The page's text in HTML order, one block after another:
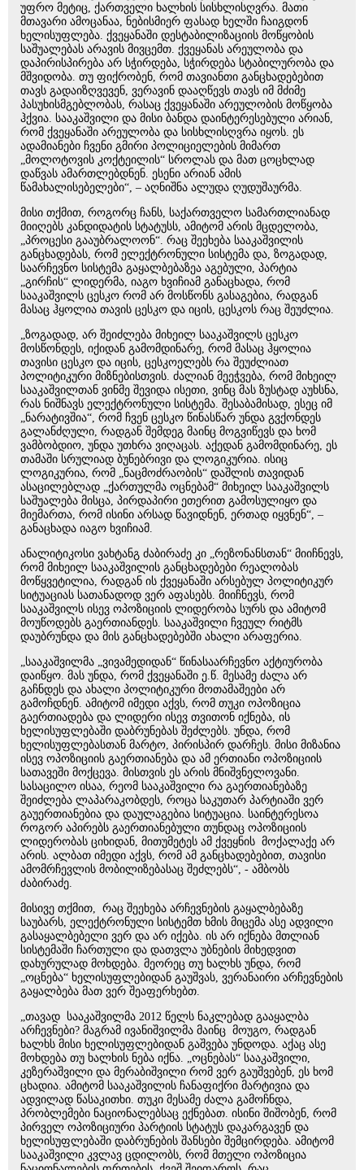
უფრო მეტიც, ქართველი ხალხის სისხლისღვრა. მათი
მთავარი ამოცანაა, ნებისმიერ ფასად ხელში ჩაიგდონ
ხელისუფლება. ქვეყანაში დესტაბილიზაციის მოწყობის
საშუალებას არავის მივცემთ. ქვეყანას არეულობა და
დაპირისპირება არ სჭირდება, სჭირდება სტაბილურობა და
მშვიდობა. თუ ფიქრობენ, რომ თავიანთი განცხადებებით
თავს გადაიზღვევენ, ვერავინ დააღწევს თავს იმ მძიმე
პასუხისმგებლობას, რასაც ქვეყანაში არეულობის მოწყობა
ჰქვია. სააკაშვილი და მისი ბანდა დაინტერესებული არიან,
რომ ქვეყანაში არეულობა და სისხლისღვრა იყოს. ეს
ადამიანები ჩვენი გმირი პოლიციელების მიმართ
„მოლოტოვის კოქტეილის“ სროლას და მათ ცოცხლად
დაწვას ამართლებდნენ. ესენი არიან ამის
წამახალისებელები“, – აღნიშნა ალუდა ღუდუშაურმა.
მისი თქმით, როგორც ჩანს, საქართველო სამართლიანად
მიიღებს კანდიდატის სტატუსს, ამიტომ არის მცდელობა,
„პროცესი გააუბრალოონ“. რაც შეეხება სააკაშვილის
განცხადებას, რომ ელექტრონული სისტემა და, ზოგადად,
საარჩევნო სისტემა გაყალბებაზეა აგებული, პარტია
„გირჩის“ ლიდერმა, იაგო ხვიჩიამ განაცხადა, რომ
სააკაშვილს ცესკო რომ არ მოსწონს გასაგებია, რადგან
მასაც ჰყოლია თავის ცესკო და იცის, ცესკოს რაც შეუძლია.
„ზოგადად, არ შეიძლება მიხეილ სააკაშვილს ცესკო
მოსწონდეს, იქიდან გამომდინარე, რომ მასაც ჰყოლია
თავისი ცესკო და იცის, ცესკოელებს რა შეუძლიათ
პოლიტიკური მიზნებისთვის. ძალიან მეეჭვება, რომ მიხეილ
სააკაშვილთან ვინმე შევიდა ისეთი, ვინც მას ზუსტად აუხსნა,
რას ნიშნავს ელექტრონული სისტემა. შესაბამისად, ესეც იმ
„ნარატივშია“, რომ ჩვენ ცესკო წინასწარ უნდა გვქონდეს
გალანძღული, რადგან შემდეგ მაინც მოგვიწევს და ხომ
ვამბობდიო, უნდა უთხრა ვიღაცას. აქედან გამომდინარე, ეს
თამაში სრულიად ბუნებრივი და ლოგიკურია. ისიც
ლოგიკურია, რომ „ნაცმოძრაობის“ დაშლის თავიდან
ასაცილებლად „ქართულმა ოცნებამ“ მიხეილ სააკაშვილს
საშუალება მისცა, პირდაპირი ეთერით გამოსულიყო და
მიემართა, რომ ისინი არსად წავიდნენ, ერთად იყვნენ“, –
განაცხადა იაგო ხვიჩიამ.
ანალიტიკოსი ვახტანგ ძაბირაძე კი „რეზონანსთან“ მიიჩნევს,
რომ მიხეილ სააკაშვილის განცხადებები რეალობას
მოწყვეტილია, რადგან ის ქვეყანაში არსებულ პოლიტიკურ
სიტუაციას სათანადოდ ვერ აფასებს. მიიჩნევს, რომ
სააკაშვილს ისევ ოპოზიციის ლიდერობა სურს და ამიტომ
მოუწოდებს გაერთიანდეს. სააკაშვილი ჩვეულ რიტმს
დაუბრუნდა და მის განცხადებებში ახალი არაფერია.
„სააკაშვილმა „ვივამედიდან“ წინასაარჩევნო აქტიურობა
დაიწყო. მას უნდა, რომ ქვეყანაში ე.წ. მესამე ძალა არ
გაჩნდეს და ახალი პოლიტიკური მოთამაშეები არ
გამოჩდნენ. ამიტომ იმედი აქვს, რომ თუკი ოპოზიცია
გაერთიადება და ლიდერი ისევ თვითონ იქნება, ის
ხელისუფლებაში დაბრუნებას შეძლებს. უნდა, რომ
ხელისუფლებასთან მარტო, პირისპირ დარჩეს. მისი მიზანია
ისევ ოპოზიციის გაერთიანება და ამ ერთიანი ოპოზიციის
სათავეში მოქცევა. მისთვის ეს არის მნიშვნელოვანი.
სასაცილო ისაა, რეომ სააკაშვილი რა გაერთიანებაზე
შეიძლება ლაპარაკობდეს, როცა საკუთარ პარტიაში ვერ
გაუერთიანებია და დაულაგებია სიტუაცია. საინტერესოა
როგორ აპირებს გაერთიანებული თუნდაც ოპოზიციის
ლიდერობას ციხიდან, მითუმეტეს ამ ქვეყნის მოქალაქე არ
არის. ალბათ იმედი აქვს, რომ ამ განცხადებებით, თავისი
ამომრჩევლის მობილიზებასაც შეძლებს“, - ამბობს
ძაბირაძე.
მისივე თქმით, რაც შეეხება არჩევნების გაყალბებაზე
საუბარს, ელექტრონული სისტემთ ხმის მიცემა ასე ადვილი
გასაყალბებელი ვერ და არ იქება. ის არ იქნება მთლიან
სისტემაში ჩართული და დათვლა უბნების მიხედვით
დახურულად მოხდება. მეორეც თუ ხალხს უნდა, რომ
„ოცნება“ ხელისუფლებიდან გაუშვას, ვერანაირი არჩევნების
გაყალბება მათ ვერ შეაფერხებთ.
„თავად სააკაშვილმა 2012 წელს ნაკლებად გააყალბა
არჩევნები? მაგრამ ივანიშვილმა მაინც მოუგო, რადგან
ხალხს მისი ხელისუფლებიდან გაშვება უნდოდა. აქაც ასე
მოხდება თუ ხალხის ნება იქნა. „ოცნებას“ სააკაშვილი,
კეზერაშვილი და მერაბიშვილი რომ ვერ გაუშვებენ, ეს ხომ
ცხადია. ამიტომ სააკაშვილის ჩანაფიქრი მარტივია და
ადვილად წასაკითხი. თუკი მესამე ძალა გამოჩნდა,
პრობლემები ნაციონალებსაც ექნებათ. ისინი შიშობენ, რომ
პირველ ოპოზიციური პარტიის სტატუს დაკარგავენ და
ხელისუფლებაში დაბრუნების შანსები შემცირდება. ამიტომ
სააკაშვილი კვლავ ცდილობს, რომ მთელი ოპოზიცია